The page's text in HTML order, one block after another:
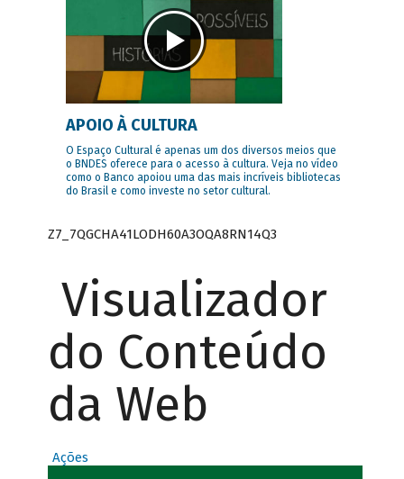
APOIO À CULTURA
O Espaço Cultural é apenas um dos diversos meios que
o BNDES oferece para o acesso à cultura. Veja no vídeo
como o Banco apoiou uma das mais incríveis bibliotecas
do Brasil e como investe no setor cultural.
Z7_7QGCHA41LODH60A3OQA8RN14Q3
Visualizador
do Conteúdo
da Web
Ações